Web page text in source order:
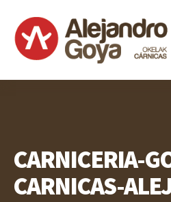
ALEJANDRO
GOYA
CONTACTO
CARNICERIA-
CARNICAS-